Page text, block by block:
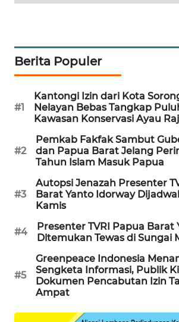
Berita Populer
#1
Kantongi Izin dari Kota
Nelayan Bebas Tangkap
Kawasan Konservasi Ayau
#2
Pemkab Fakfak Sambut
dan Papua Barat Jelang
Tahun Islam Masuk Papua
#3
Autopsi Jenazah Presenter
Barat Yanto Idorway
Kamis
#4
Presenter TVRI Papua Barat
Ditemukan Tewas di Sungai
#5
Greenpeace Indonesia
Sengketa Informasi, Publik
Dokumen Pencabutan Izin
Ampat
FORJASIDA
NEWS
NEWS
NEWS
NEWS
METRO
SIANTAR
NEWS
METRO